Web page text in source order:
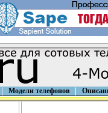
Модели телефонов